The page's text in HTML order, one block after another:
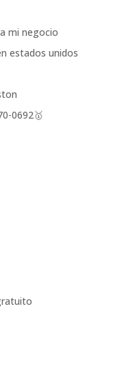
mi negocio
estados unidos
0692🥇